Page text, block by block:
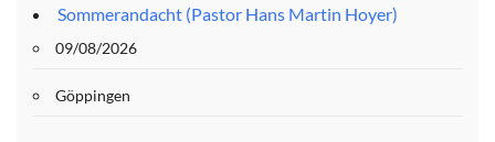
Sommerandacht (Pastor Hans Martin Hoyer)
09/08/2026
Göppingen